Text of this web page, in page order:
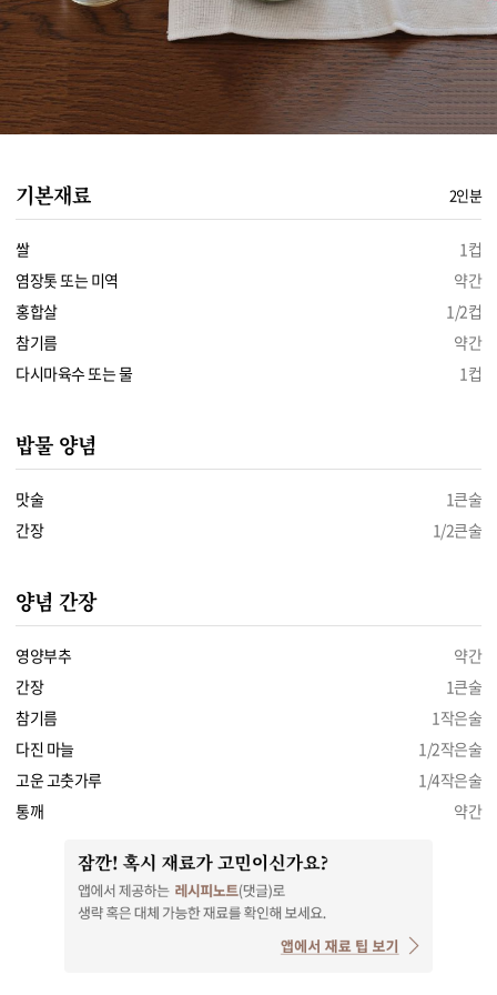
기본재료 2인분
쌀
1컵
염장톳 또는 미역
약간
홍합살
1/2컵
참기름
약간
다시마육수 또는 물
1컵
밥물 양념
맛술
1큰술
간장
1/2큰술
양념 간장
영양부추
약간
간장
1큰술
참기름
1작은술
다진 마늘
1/2작은술
고운 고춧가루
1/4작은술
통깨
약간